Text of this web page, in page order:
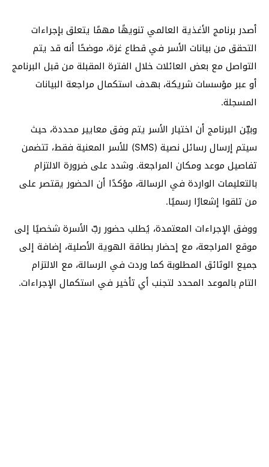
أصدر برنامج الأغذية العالمي تنويهًا مهمًا يتعلق بإجراءات
التحقق من بيانات الأسر في قطاع غزة، موضحًا أنه قد يتم
التواصل مع بعض العائلات خلال الفترة المقبلة من قبل البرنامج
أو عبر مؤسسات شريكة، بهدف استكمال مراجعة البيانات
المسجلة.
وبيّن البرنامج أن اختيار الأسر يتم وفق معايير محددة، حيث
سيتم إرسال رسائل نصية (SMS) للأسر المعنية فقط، تتضمن
تفاصيل موعد ومكان المراجعة. وشدد على ضرورة الالتزام
بالتعليمات الواردة في الرسالة، مؤكدًا أن الحضور يقتصر على
من تلقوا إشعارًا رسميًا.
ووفق الإجراءات المعتمدة، يُطلب حضور ربّ الأسرة شخصيًا إلى
موقع المراجعة، مع إحضار بطاقة الهوية الأصلية، إضافة إلى
جميع الوثائق المطلوبة كما وردت في الرسالة، مع الالتزام
التام بالموعد المحدد لتجنب أي تأخير في استكمال الإجراءات.